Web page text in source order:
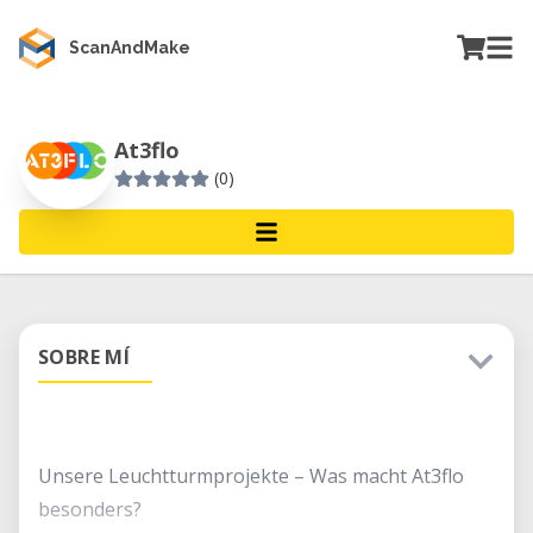
ScanAndMake
At3flo
(0)
SOBRE MÍ
Unsere Leuchtturmprojekte – Was macht At3flo
besonders?